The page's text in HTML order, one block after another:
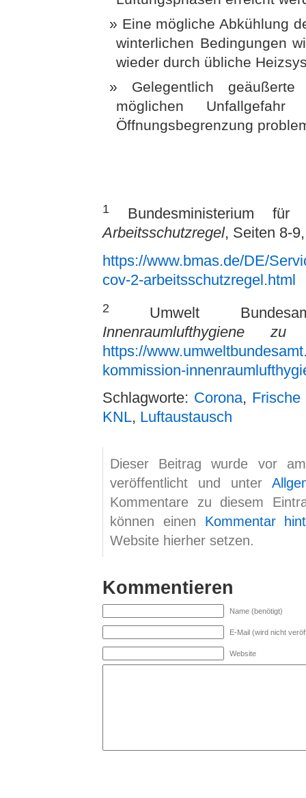
Eine mögliche Abkühlung
winterlichen Bedingungen
wieder durch übliche
Gelegentlich
möglichen
Öffnungsbegrenzung
1
Bundesministerium
Arbeitsschutzregel, Seiten 8-
https://www.bmas.de/DE/
cov-2-arbeitsschutzregel.html
2
Umwelt
Innenraumlufthygiene
https://
kommission-
Schlagworte: Corona,
KNL, Luftaustausch
Dieser Beitrag wurde vor
veröffentlicht und unter
Kommentare zu diesem
können einen Kommentar
Website hierher setzen.
Kommentieren
Name (benötigt)
E-Mail (wird nicht
Website